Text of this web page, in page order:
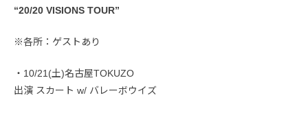
“20/20 VISIONS TOUR”
※各所：ゲストあり
・10/21(土)名古屋TOKUZO
出演 スカート w/ バレーボウイズ